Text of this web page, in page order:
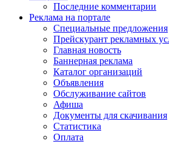
Последние комментарии
Реклама на портале
Специальные предложения
Прейскурант рекламных
Главная новость
Баннерная реклама
Каталог организаций
Объявления
Обслуживание сайтов
Афиша
Документы для скачивания
Статистика
Оплата